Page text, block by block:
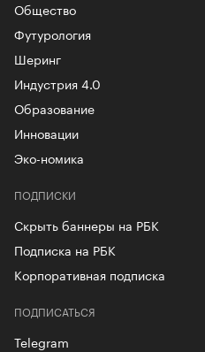
Общество
Футурология
Шеринг
Индустрия 4.0
Образование
Инновации
Эко-номика
ПОДПИСКИ
Скрыть баннеры на РБК
Подписка на РБК
Корпоративная подписка
ПОДПИСАТЬСЯ
Telegram